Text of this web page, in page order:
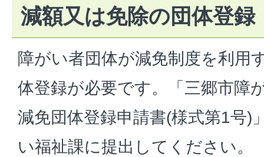
減額又は免除の団体登録
障がい者団体が減免制度を利用
体登録が必要です。「三郷市障
減免団体登録申請書(様式第1号)
い福祉課に提出してください。